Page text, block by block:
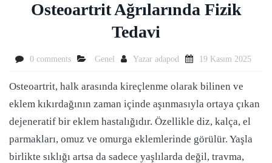
Osteoartrit Ağrılarında Fizik
Tedavi
0 comments Genel Yazar adapod 19 Kasım 2025
Osteoartrit, halk arasında kireçlenme olarak bilinen ve
eklem kıkırdağının zaman içinde aşınmasıyla ortaya çıkan
dejeneratif bir eklem hastalığıdır. Özellikle diz, kalça, el
parmakları, omuz ve omurga eklemlerinde görülür. Yaşla
birlikte sıklığı artsa da sadece yaşlılarda değil, travma,